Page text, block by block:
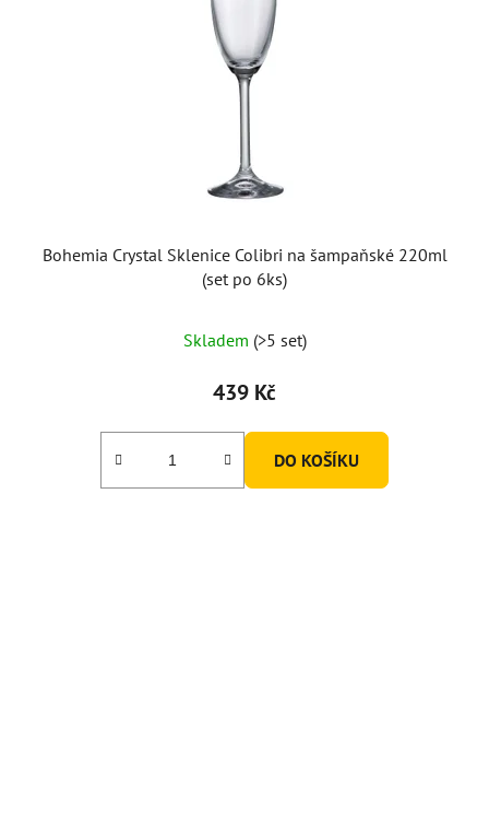
Bohemia Crystal Sklenice Colibri na šampaňské 220ml
(set po 6ks)
Skladem (>5 set)
439 Kč
DO KOŠÍKU